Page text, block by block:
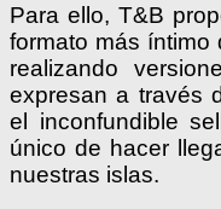
Para ello, T&B
formato más íntimo
realizando
expresan a través
el inconfundible
único de hacer
nuestras islas.